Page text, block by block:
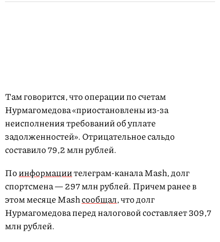
Там говорится, что операции по счетам
Нурмагомедова «приостановлены из-за
неисполнения требований об уплате
задолженностей». Отрицательное сальдо
составило 79,2 млн рублей.
Поинформациителеграм-канала Mash, долг
спортсмена — 297 млн рублей. Причем ранее в
этом месяце Mashсообщал, что долг
Нурмагомедова перед налоговой составляет 309,7
млн рублей.